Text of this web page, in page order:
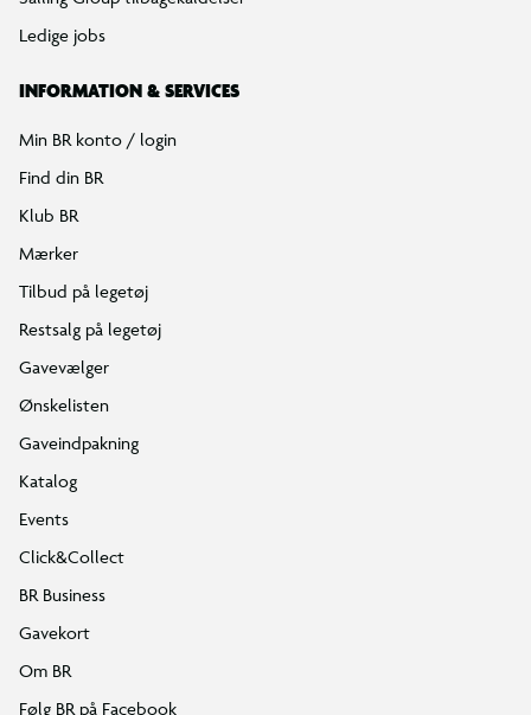
Ledige jobs
INFORMATION & SERVICES
Min BR konto / login
Find din BR
Klub BR
Mærker
Tilbud på legetøj
Restsalg på legetøj
Gavevælger
Ønskelisten
Gaveindpakning
Katalog
Events
Click&Collect
BR Business
Gavekort
Om BR
Følg BR på Facebook